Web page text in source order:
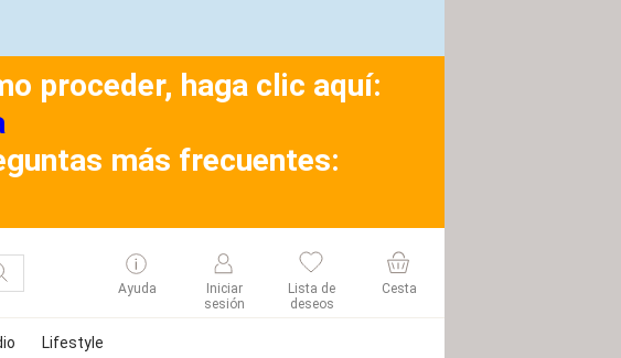
proceder, haga clic aquí:
más frecuentes:
Ayuda
Iniciar
sesión
Lista de
deseos
Cesta
Lifestyle